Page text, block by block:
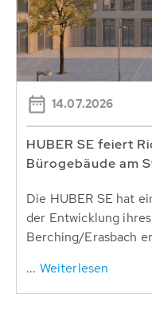
14.07.2026
HUBER SE feiert
Bürogebäude am
Die HUBER SE hat
der Entwicklung
Berching/Erasbach
... Weiterlesen